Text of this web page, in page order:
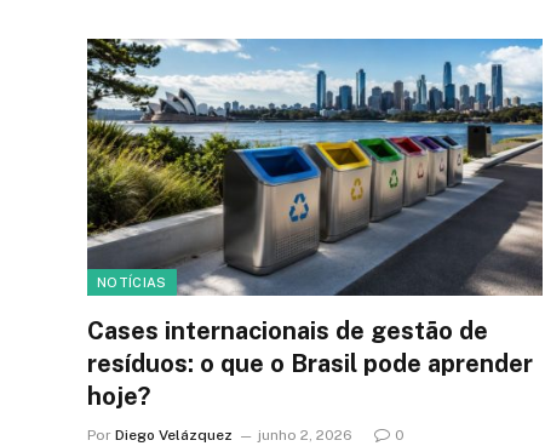
NOTÍCIAS
Cases internacionais de gestão de
resíduos: o que o Brasil pode aprender
hoje?
Por Diego Velázquez junho 2, 2026 0